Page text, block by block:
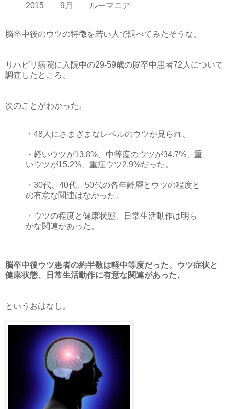
2015 9月 ルーマニア
脳卒中後のウツの特徴を若い人で調べてみたそうな。
リハビリ病院に入院中の29-59歳の脳卒中患者72人について
調査したところ、
次のことがわかった。
・48人にさまざまなレベルのウツが見られ、
・軽いウツが13.8%、中等度のウツが34.7%、重
いウツが15.2%、重症ウツ2.9%だった。
・30代、40代、50代の各年齢層とウツの程度と
の有意な関連はなかった。
・ウツの程度と健康状態、日常生活動作は明ら
かな関連があった。
脳卒中後ウツ患者の約半数は軽中等度だった。ウツ症状と
健康状態、日常生活動作に有意な関連があった、
というおはなし。